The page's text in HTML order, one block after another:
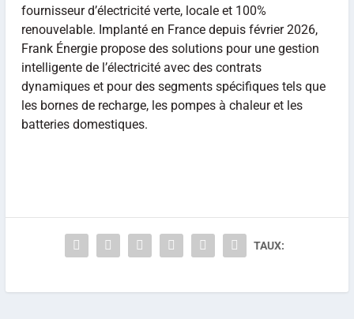
fournisseur d’électricité verte, locale et 100%
renouvelable. Implanté en France depuis février 2026,
Frank Énergie propose des solutions pour une gestion
intelligente de l’électricité avec des contrats
dynamiques et pour des segments spécifiques tels que
les bornes de recharge, les pompes à chaleur et les
batteries domestiques.
TAUX: